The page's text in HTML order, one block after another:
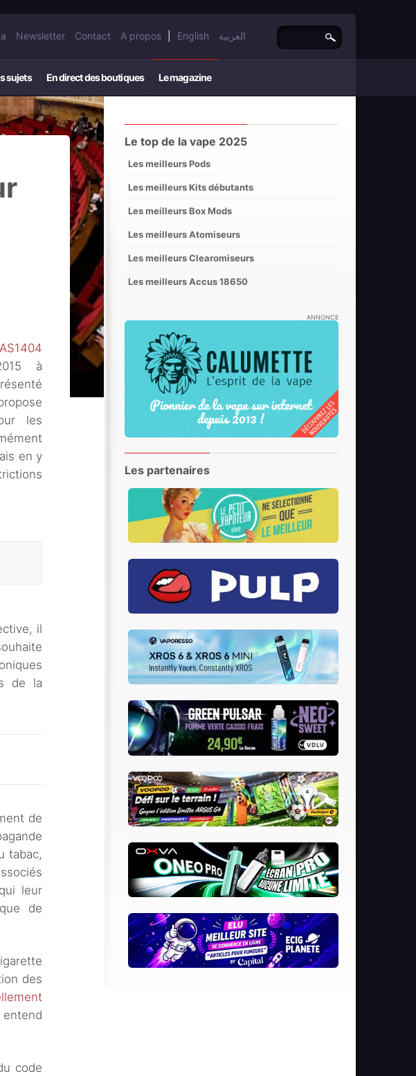
Newsletter Contact A propos English العربية
sujets En direct des boutiques Le magazine
AS1404
à
les
en y
il
de la
de
tabac,
leur
de
des
code
Le top de la vape 2025
Les meilleurs Pods
Les meilleurs Kits débutants
Les meilleurs Box Mods
Les meilleurs Atomiseurs
Les meilleurs Clearomiseurs
Les meilleurs Accus 18650
ANNONCE
Les partenaires